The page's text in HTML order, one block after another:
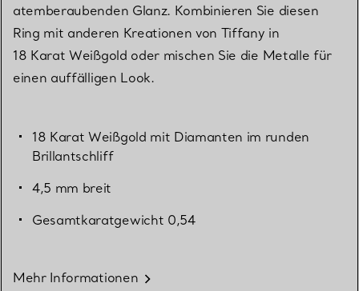
atemberaubenden Glanz. Kombinieren Sie diesen
Ring mit anderen Kreationen von Tiffany in
18 Karat Weißgold oder mischen Sie die Metalle für
einen auffälligen Look.
18 Karat Weißgold mit Diamanten im runden
Brillantschliff
4,5 mm breit
Gesamtkaratgewicht 0,54
Mehr Informationen